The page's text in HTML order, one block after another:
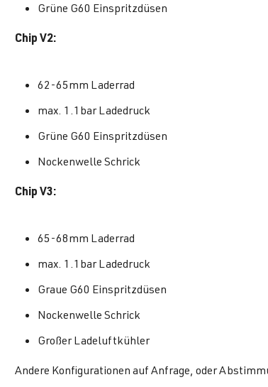
Grüne G60 Einspritzdüsen
Chip V2:
62-65mm Laderrad
max. 1.1bar Ladedruck
Grüne G60 Einspritzdüsen
Nockenwelle Schrick
Chip V3:
65-68mm Laderrad
max. 1.1bar Ladedruck
Graue G60 Einspritzdüsen
Nockenwelle Schrick
Großer Ladeluftkühler
Andere Konfigurationen auf Anfrage, oder